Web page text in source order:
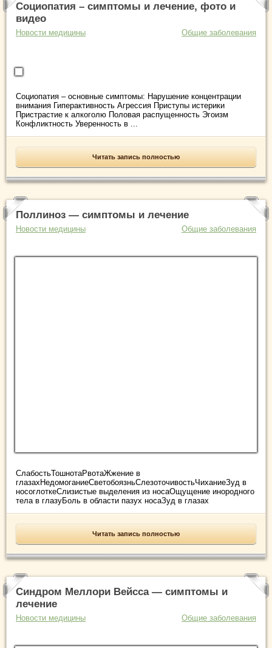
Социопатия – симптомы и лечение, фото и
видео
Новости медицины Общие заболевания
Социопатия – основные симптомы: Нарушение концентрации
внимания Гиперактивность Агрессия Приступы истерики
Пристрастие к алкоголю Половая распущенность Эгоизм
Конфликтность Уверенность в ...
Читать запись полностью
Поллиноз — симптомы и лечение
Новости медицины Общие заболевания
СлабостьТошнотаРвотаЖжение в
глазахНедомоганиеСветобоязньСлезоточивостьЧиханиеЗуд в
носоглоткеСлизистые выделения из носаОщущение инородного
тела в глазуБоль в области пазух носаЗуд в глазах
Читать запись полностью
Синдром Меллори Вейсса — симптомы и
лечение
Новости медицины Общие заболевания